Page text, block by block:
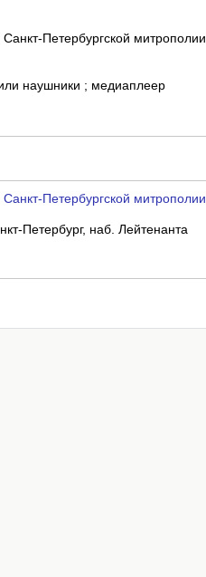
Петербургской митрополии
наушники ; медиаплеер
Петербургской митрополии
Петербург, наб. Лейтенанта